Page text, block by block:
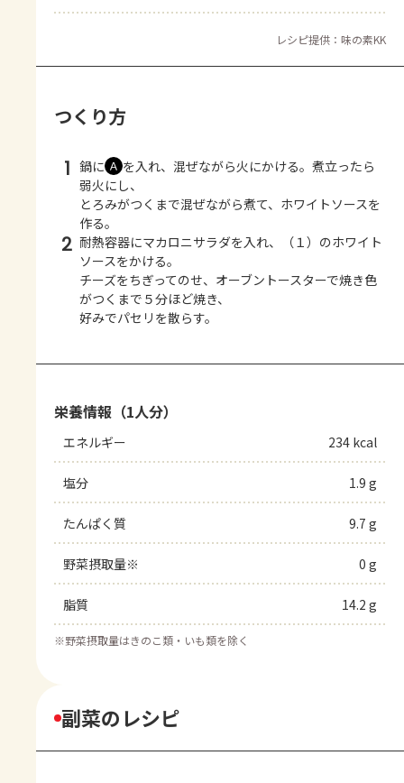
レシピ提供：味の素KK
つくり方
1 鍋に Ａ を入れ、混ぜながら火にかける。煮立ったら
弱火にし、
とろみがつくまで混ぜながら煮て、ホワイトソースを
作る。
2 耐熱容器にマカロニサラダを入れ、（１）のホワイト
ソースをかける。
チーズをちぎってのせ、オーブントースターで焼き色
がつくまで５分ほど焼き、
好みでパセリを散らす。
栄養情報（1人分）
エネルギー 234 kcal
塩分 1.9 g
たんぱく質 9.7 g
野菜摂取量※ 0 g
脂質 14.2 g
※野菜摂取量はきのこ類・いも類を除く
副菜のレシピ